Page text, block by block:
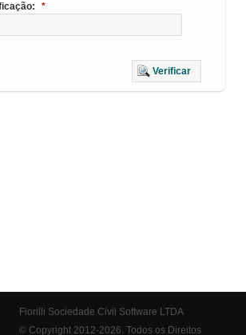
*
Verificar
Fiorilli Sociedade Civil Software LTDA
© Copyright 2012-2026. Todos os Direitos